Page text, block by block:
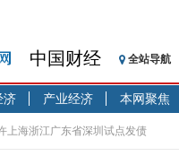
中国财经 全站导航
济 产业经济 本网聚焦
上海浙江广东省深圳试点发债